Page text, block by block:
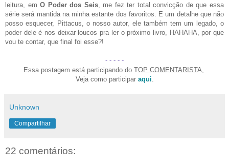
leitura, emO Poder dos Seis, me fez ter total convicção de que essa
série será mantida na minha estante dos favoritos. E um detalhe que não
posso esquecer, Pittacus, o nosso autor, ele também tem um legado, o
poder dele é nos deixar loucos pra ler o próximo livro, HAHAHA, por que
vou te contar, que final foi esse?!
- - - - -
Essa postagem está participando do TOP COMENTARISTA,
Veja como participar aqui
Unknown
Compartilhar
22 comentários: